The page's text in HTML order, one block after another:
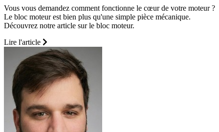
Vous vous demandez comment fonctionne le cœur de votre moteur ?
Le bloc moteur est bien plus qu'une simple pièce mécanique.
Découvrez notre article sur le bloc moteur.
Lire l'article